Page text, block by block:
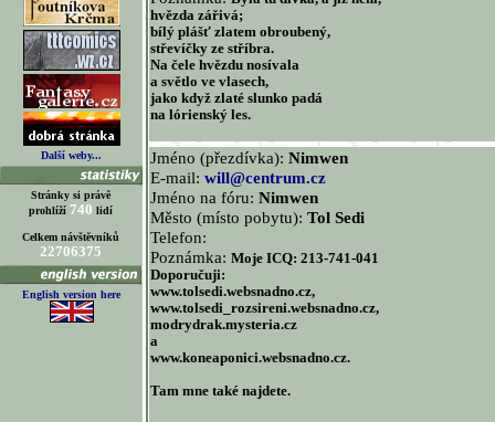
Další weby...
Stránky si právě
prohlíží 740 lidí
Celkem návštěvníků
22706375
English version here
hvězda zářivá;
bílý plášť zlatem obroubený,
střevíčky ze stříbra.
Na čele hvězdu nosívala
a světlo ve vlasech,
jako když zlaté slunko padá
na lórienský les.
Jméno (přezdívka): Nimwen
E-mail: will@centrum.cz
Jméno na fóru: Nimwen
Město (místo pobytu): Tol Sedi
Telefon:
Poznámka: Moje ICQ: 213-741-041
Doporučuji:
www.tolsedi.websnadno.cz,
www.tolsedi_rozsireni.websnadno.cz,
modrydrak.mysteria.cz
a
www.koneaponici.websnadno.cz.
Tam mne také najdete.